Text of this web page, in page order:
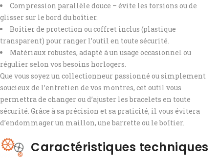
Compression parallèle douce – évite les torsions ou de
glisser sur le bord du boîtier.
Boîtier de protection ou coffret inclus (plastique
transparent) pour ranger l’outil en toute sécurité.
Matériaux robustes, adapté à un usage occasionnel ou
régulier selon vos besoins horlogers.
Que vous soyez un collectionneur passionné ou simplement
soucieux de l’entretien de vos montres, cet outil vous
permettra de changer ou d’ajuster les bracelets en toute
sécurité. Grâce à sa précision et sa praticité, il vous évitera
d’endommager un maillon, une barrette ou le boîtier.
Caractéristiques techniques